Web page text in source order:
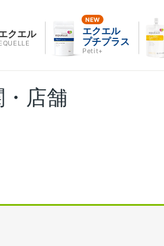
クエル
エクエル
プチプラス
Petit+
店舗